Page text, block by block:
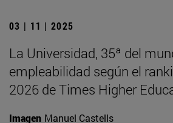
03 | 11 | 2025
La Universidad, 35ª del
empleabilidad según el
2026 de Times Higher
Imagen Manuel Castells